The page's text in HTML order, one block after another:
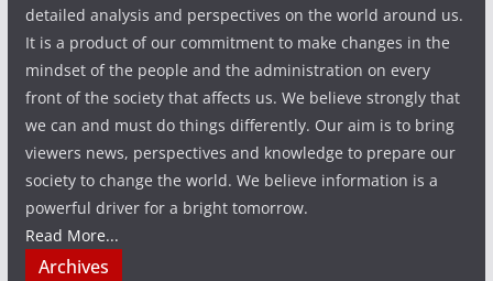
detailed analysis and perspectives on the world around us.
It is a product of our commitment to make changes in the
mindset of the people and the administration on every
front of the society that affects us. We believe strongly that
we can and must do things differently. Our aim is to bring
viewers news, perspectives and knowledge to prepare our
society to change the world. We believe information is a
powerful driver for a bright tomorrow.
Read More...
Archives